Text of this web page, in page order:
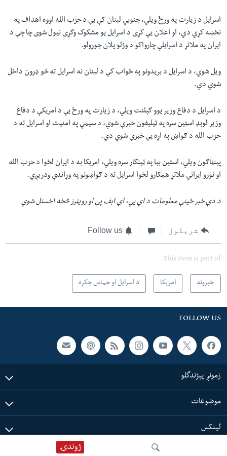
ژوندۍ
اسرايل د زیارت په ورځ ویلي، جنوبي لبنان کې یې د حزب الله اووه اهداف په
نخښه کړي دي، او اعلان یې کړی د اسرایل يو مشکوک وګړی نيول شوی چا چې د
ايران په ملاتړ د اسرايلي چارواکو د وژلو پلان جوړولو.
ویل شوي، د اسرايل د بریدونو په ځواب کې د لبنان نه اسرايل ته څو ډرون داخل
شوي دي.
د اسرایل د دفاع وزیر يوو ګېلنت ويلي، د زيارت په ورځ یې د امریکې د دفاع
وزير لوېډ اسټين سره په ټيليفون خبرې شوي، د سيمې په امنيت او اسرايل ته د
حزب الله د ګواښ په اړه یې خبرې شوي دي.
پېنټاګون ويلي، اسټين بيا په ټينګار سره ويلي، امریکا به د ایران لخوا د حزب الله
او نورو ايراني ملاتړ همکارو لخوا اسرايل ته د ګواښونو په وړاندې ودريږي.
د دې خبر ځينې معلومات د اې پي، اې اېف پي او رويټرز څخه اخستل شوي
شریکول Follow us
This item is part of
خبرونه امریکا د اسرایل او حماس جګړه
FOLLOW US
زمونږ پېژندگلو
موضوعات
لینکس